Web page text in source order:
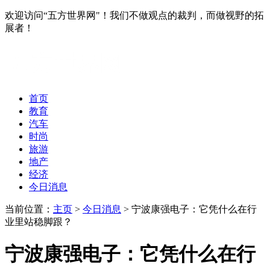
欢迎访问“五方世界网"！我们不做观点的裁判，而做视野的拓
展者！
首页
教育
汽车
时尚
旅游
地产
经济
今日消息
当前位置： 主页 > 今日消息 > 宁波康强电子：它凭什么在行
业里站稳脚跟？
宁波康强电子：它凭什么在行